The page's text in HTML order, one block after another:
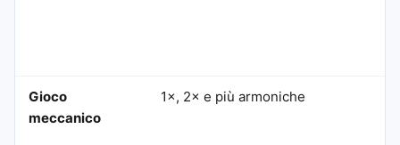
Gioco
meccanico
1×, 2× e più armoniche